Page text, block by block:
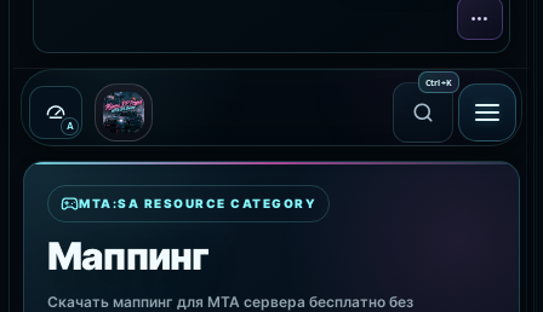
ЕЩЁ
Ctrl+K
A
MTA:SA RESOURCE CATEGORY
Маппинг
Скачать маппинг для MTA сервера бесплатно без